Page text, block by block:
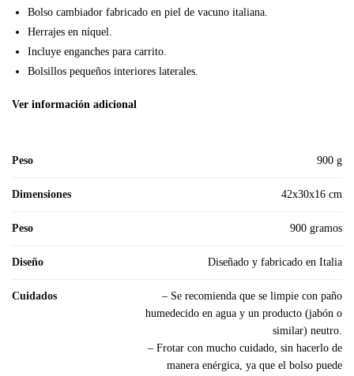
Bolso cambiador fabricado en piel de vacuno italiana.
Herrajes en níquel.
Incluye enganches para carrito.
Bolsillos pequeños interiores laterales.
Ver información adicional
Peso 900 g
Dimensiones 42x30x16 cm
Peso 900 gramos
Diseño Diseñado y fabricado en Italia
Cuidados
– Se recomienda que se limpie con paño
humedecido en agua y un producto (jabón o
similar) neutro.
– Frotar con mucho cuidado, sin hacerlo de
manera enérgica, ya que el bolso puede